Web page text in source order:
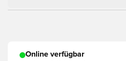
Online verfügbar